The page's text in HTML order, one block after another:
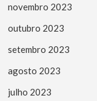
novembro 2023
outubro 2023
setembro 2023
agosto 2023
julho 2023